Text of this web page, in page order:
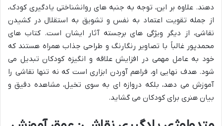
دهند. علاوه بر این، توجه به جنبه های روانشناختی یادگیری کودک،
از جمله تقویت اعتماد به نفس و تشویق به استقلال در کشیدن
نقاشی، از دیگر ویژگی های برجسته آثار ایشان است. کتاب های
محمدپور غالباً با تصاویر رنگارنگ و طراحی جذاب همراه هستند که
خود به عامل مهمی در افزایش علاقه و انگیزه کودکان تبدیل می
شود. هدف نهایی او، فراهم آوردن ابزاری است که نه تنها نقاشی را
آموزش می دهد، بلکه دروازه ای به سوی تخیل، مشاهده دقیق و
بیان هنری برای کودکان می گشاید.